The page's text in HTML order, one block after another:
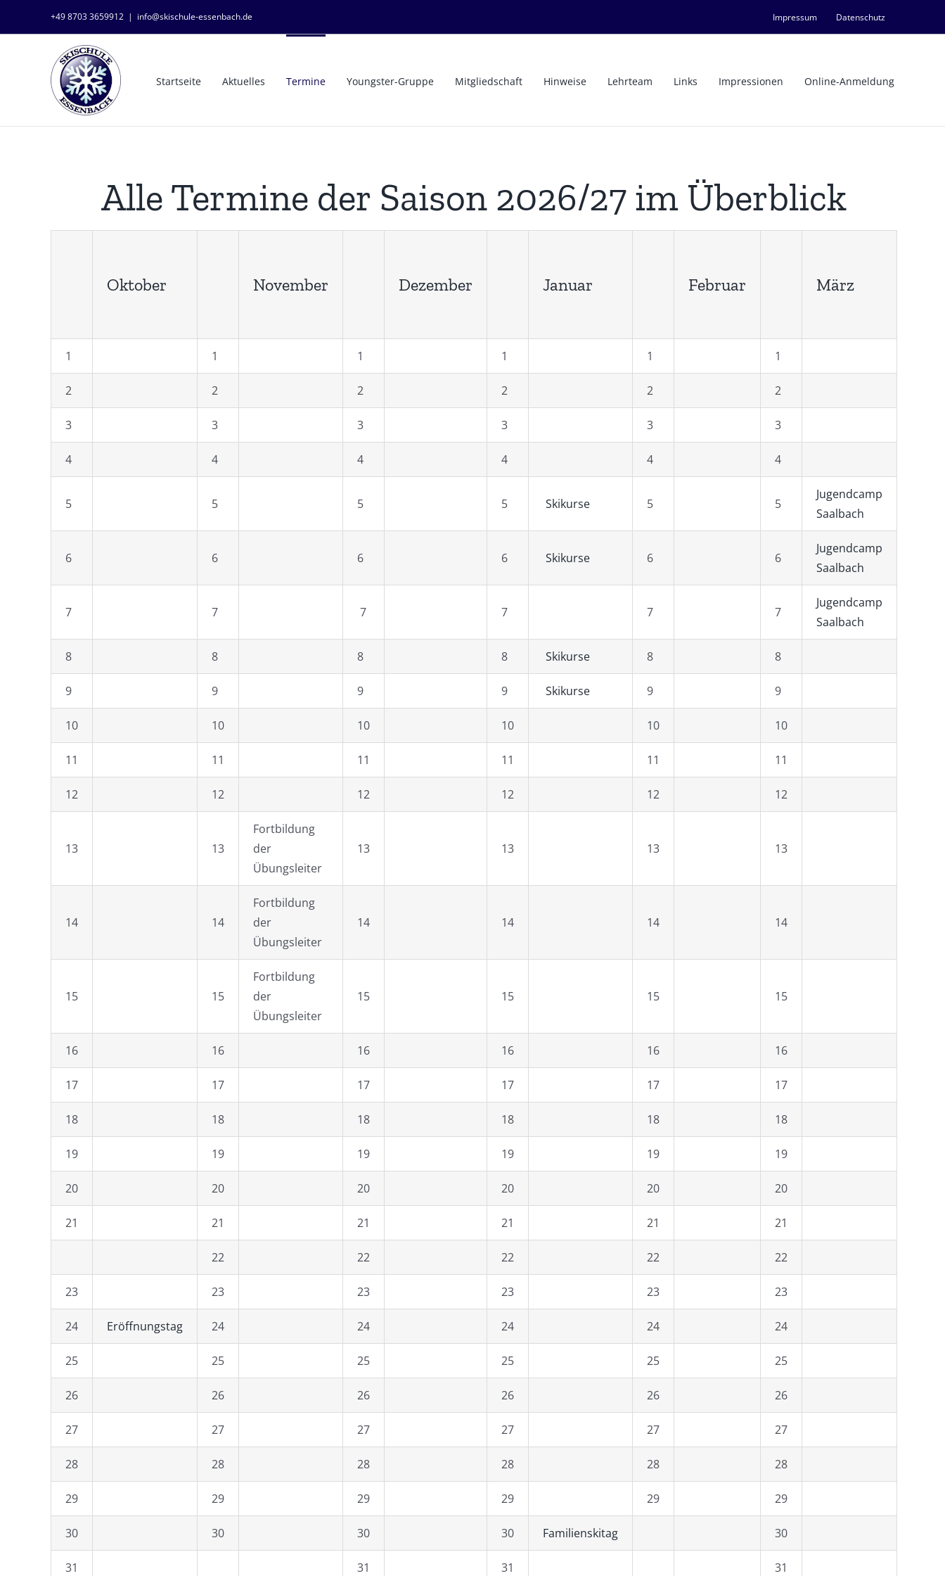
+49 8703 3659912 | info@skischule-essenbach.de Impressum Datenschutz
Startseite Aktuelles Termine Youngster-Gruppe Mitgliedschaft Hinweise Lehrteam Links Impressionen Online-Anmeldung
Alle Termine der Saison 2026/27 im Überblick
Oktober November Dezember Januar Februar März
1 1 1 1 1 1
2 2 2 2 2 2
3 3 3 3 3 3
4 4 4 4 4 4
5 5 5 5 Skikurse 5 5
Jugendcamp
Saalbach
6 6 6 6 Skikurse 6 6
Jugendcamp
Saalbach
7 7 7 7 7 7
Jugendcamp
Saalbach
8 8 8 8 Skikurse 8 8
9 9 9 9 Skikurse 9 9
10 10 10 10 10 10
11 11 11 11 11 11
12 12 12 12 12 12
13 13
Fortbildung
der
Übungsleiter
13 13 13 13
14 14
Fortbildung
der
Übungsleiter
14 14 14 14
15 15
Fortbildung
der
Übungsleiter
15 15 15 15
16 16 16 16 16 16
17 17 17 17 17 17
18 18 18 18 18 18
19 19 19 19 19 19
20 20 20 20 20 20
21 21 21 21 21 21
22 22 22 22 22
23 23 23 23 23 23
24 Eröffnungstag 24 24 24 24 24
25 25 25 25 25 25
26 26 26 26 26 26
27 27 27 27 27 27
28 28 28 28 28 28
29 29 29 29 29 29
30 30 30 30 Familienskitag 30
31 31 31 31